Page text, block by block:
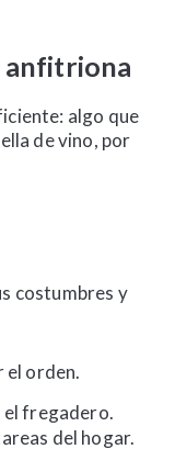
anfitriona
algo que
de vino, por
costumbres y
el orden.
el fregadero.
del hogar.